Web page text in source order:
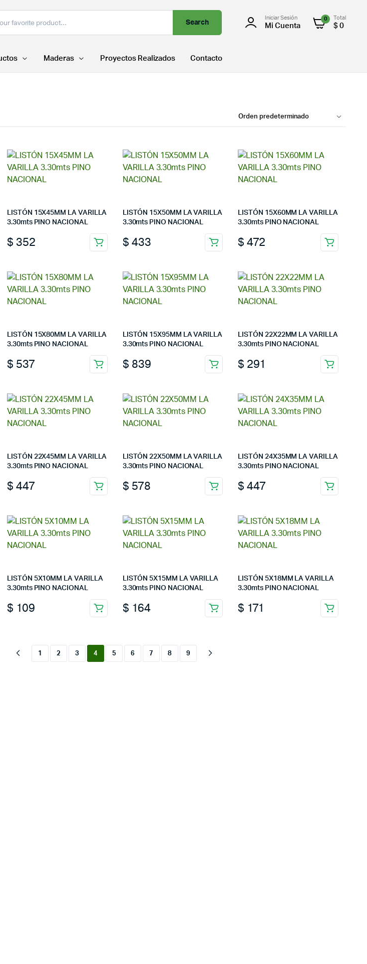
Search
Iniciar Sesión
Mi Cuenta
0 Total
$ 0
Maderas Proyectos Realizados Contacto
LISTÓN 15X45MM LA VARILLA
3.30mts PINO NACIONAL
$ 352
LISTÓN 15X50MM LA VARILLA
3.30mts PINO NACIONAL
$ 433
LISTÓN 15X60MM LA VARILLA
3.30mts PINO NACIONAL
$ 472
LISTÓN 15X80MM LA VARILLA
3.30mts PINO NACIONAL
$ 537
LISTÓN 15X95MM LA VARILLA
3.30mts PINO NACIONAL
$ 839
LISTÓN 22X22MM LA VARILLA
3.30mts PINO NACIONAL
$ 291
LISTÓN 22X45MM LA VARILLA
3.30mts PINO NACIONAL
$ 447
LISTÓN 22X50MM LA VARILLA
3.30mts PINO NACIONAL
$ 578
LISTÓN 24X35MM LA VARILLA
3.30mts PINO NACIONAL
$ 447
LISTÓN 5X10MM LA VARILLA
3.30mts PINO NACIONAL
$ 109
LISTÓN 5X15MM LA VARILLA
3.30mts PINO NACIONAL
$ 164
LISTÓN 5X18MM LA VARILLA
3.30mts PINO NACIONAL
$ 171
1 2 3 4 5 6 7 8 9